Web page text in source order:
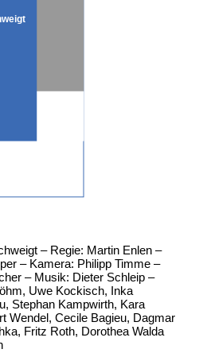
– Regie: Martin Enlen –
– Kamera: Philipp Timme –
– Musik: Dieter Schleip –
Uwe Kockisch, Inka
Stephan Kampwirth, Kara
Wendel, Cecile Bagieu, Dagmar
Fritz Roth, Dorothea Walda